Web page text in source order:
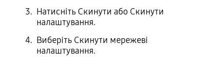
Натисніть Скинути або Скинути
налаштування.
Виберіть Скинути мережеві
налаштування.